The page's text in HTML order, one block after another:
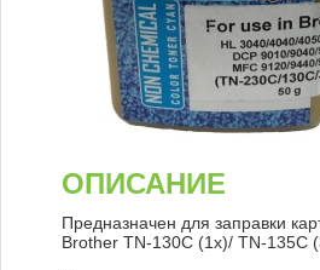
ОПИСАНИЕ
Предназначен для заправки
Brother TN-130C (1x)/ TN-135C